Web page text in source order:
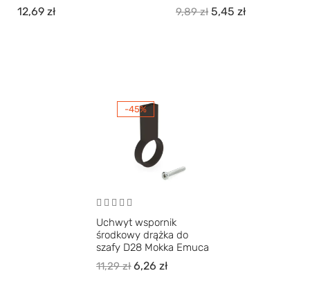
12,69 zł
9,89zł 5,45 zł
-45%
Uchwyt wspornik
środkowy drążka do
szafy D28 Mokka Emuca
11,29zł 6,26zł